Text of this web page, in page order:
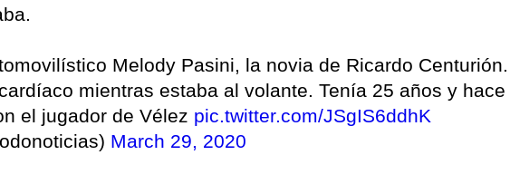
Melody Pasini, la novia de Ricardo Centurión.
mientras estaba al volante. Tenía 25 años y hace
el jugador de Vélez pic.twitter.com/JSgIS6ddhK
March 29, 2020